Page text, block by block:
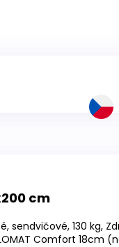
cm
cm
sendvičové, 130 kg,
Comfort 18cm